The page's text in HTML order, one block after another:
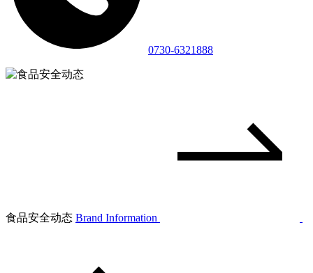
0730-6321888
食品安全动态 Brand Information